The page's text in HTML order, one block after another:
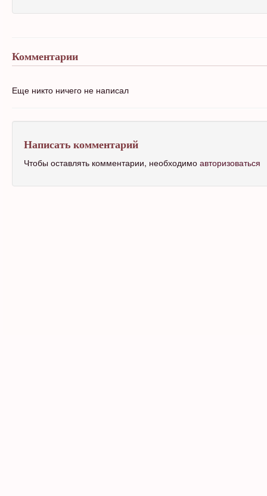
Комментарии
Еще никто ничего не написал
Написать комментарий
Чтобы оставлять комментарии, необходимо авторизоваться